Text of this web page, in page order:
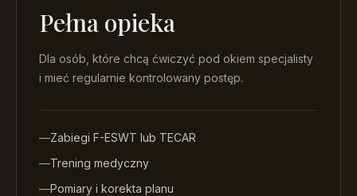
Pełna opieka
Dla osób, które chcą ćwiczyć pod okiem specjalisty
i mieć regularnie kontrolowany postęp.
—Zabiegi F-ESWT lub TECAR
—Trening medyczny
—Pomiary i korekta planu